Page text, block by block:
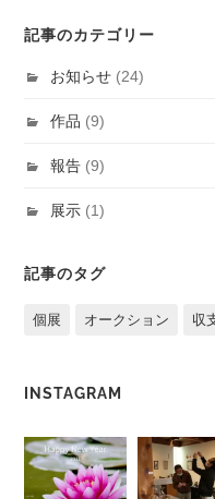
記事のカテゴリー
お知らせ (24)
作品 (9)
報告 (9)
展示 (1)
記事のタグ
個展 オークション 収
INSTAGRAM